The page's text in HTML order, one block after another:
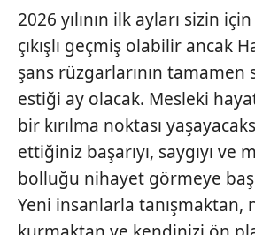
2026 yılının ilk ayları sizin
çıkışlı geçmiş olabilir ancak
şans rüzgarlarının tamamen
estiği ay olacak. Mesleki
bir kırılma noktası
ettiğiniz başarıyı, saygıyı ve
bolluğu nihayet görmeye
Yeni insanlarla tanışmaktan,